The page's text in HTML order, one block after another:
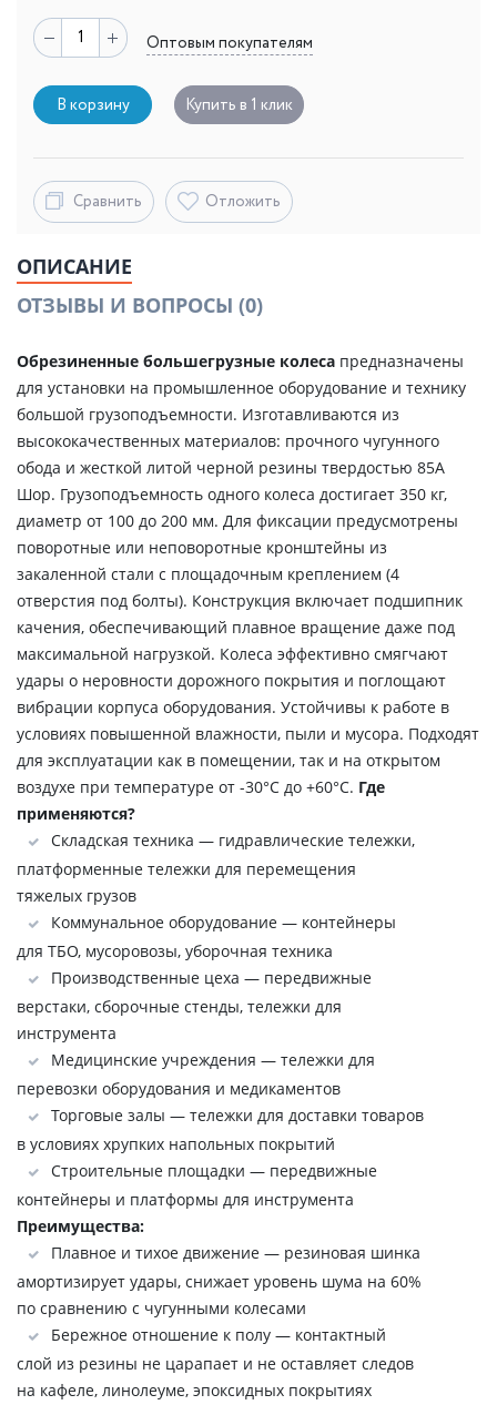
Оптовым покупателям
В корзину Купить в 1 клик
Сравнить Отложить
ОПИСАНИЕ
ОТЗЫВЫ И ВОПРОСЫ (0)
Обрезиненные большегрузные колеса предназначены
для установки на промышленное оборудование и технику
большой грузоподъемности. Изготавливаются из
высококачественных материалов: прочного чугунного
обода и жесткой литой черной резины твердостью 85А
Шор. Грузоподъемность одного колеса достигает 350 кг,
диаметр от 100 до 200 мм. Для фиксации предусмотрены
поворотные или неповоротные кронштейны из
закаленной стали с площадочным креплением (4
отверстия под болты). Конструкция включает подшипник
качения, обеспечивающий плавное вращение даже под
максимальной нагрузкой. Колеса эффективно смягчают
удары о неровности дорожного покрытия и поглощают
вибрации корпуса оборудования. Устойчивы к работе в
условиях повышенной влажности, пыли и мусора. Подходят
для эксплуатации как в помещении, так и на открытом
воздухе при температуре от -30°С до +60°С. Где
применяются?
Складская техника — гидравлические тележки,
платформенные тележки для перемещения
тяжелых грузов
Коммунальное оборудование — контейнеры
для ТБО, мусоровозы, уборочная техника
Производственные цеха — передвижные
верстаки, сборочные стенды, тележки для
инструмента
Медицинские учреждения — тележки для
перевозки оборудования и медикаментов
Торговые залы — тележки для доставки товаров
в условиях хрупких напольных покрытий
Строительные площадки — передвижные
контейнеры и платформы для инструмента
Преимущества:
Плавное и тихое движение — резиновая шинка
амортизирует удары, снижает уровень шума на 60%
по сравнению с чугунными колесами
Бережное отношение к полу — контактный
слой из резины не царапает и не оставляет следов
на кафеле, линолеуме, эпоксидных покрытиях